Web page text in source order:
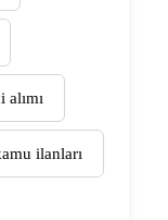
alımı
ilanları